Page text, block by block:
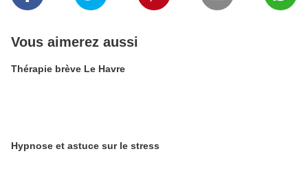
Vous aimerez aussi
Thérapie brève Le Havre
Hypnose et astuce sur le stress